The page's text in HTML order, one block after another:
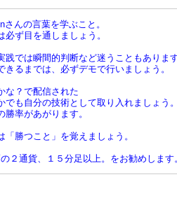
んの言葉を学ぶこと。
ず目を通しましょう。
践では瞬間的判断など迷うこともありま
るまでは、必ずデモで行いましょう。
な？で配信された
も自分の技術として取り入れましょう
率があがります。
勝つこと」を覚えましょう。
２通貨、１５分足以上。をお勧めします